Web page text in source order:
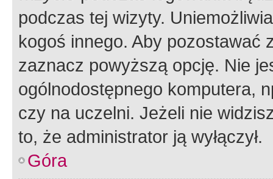
podczas tej wizyty.
kogoś innego. Aby pozostawać
zaznacz powyższą opcję. Nie
ogólnodostępnego komputera,
czy na uczelni. Jeżeli nie
to, że administrator ją wyłączył.
Góra